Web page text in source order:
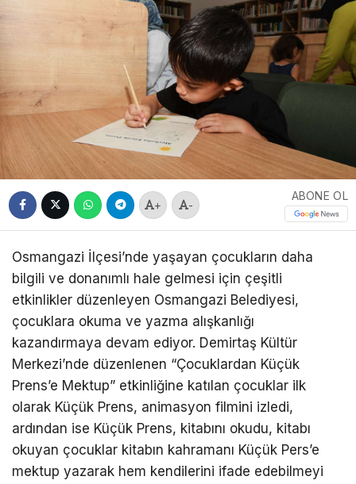
+ -
ABONE OL
Osmangazi İlçesi’nde yaşayan çocukların daha
bilgili ve donanımlı hale gelmesi için çeşitli
etkinlikler düzenleyen Osmangazi Belediyesi,
çocuklara okuma ve yazma alışkanlığı
kazandırmaya devam ediyor. Demirtaş Kültür
Merkezi’nde düzenlenen “Çocuklardan Küçük
Prens’e Mektup” etkinliğine katılan çocuklar ilk
olarak Küçük Prens, animasyon filmini izledi,
ardından ise Küçük Prens, kitabını okudu, kitabı
okuyan çocuklar kitabın kahramanı Küçük Pers’e
mektup yazarak hem kendilerini ifade edebilmeyi